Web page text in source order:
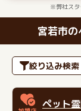
※弊社スタ
宮若市
絞り込み検索
ペット